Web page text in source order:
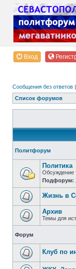
Вход
Сообщения без ответов |
Список форумов
Политфорум
Политика
Обсуждение
Подфорум:
Жизнь в
Архив
Темы для
Форум
Клуб по